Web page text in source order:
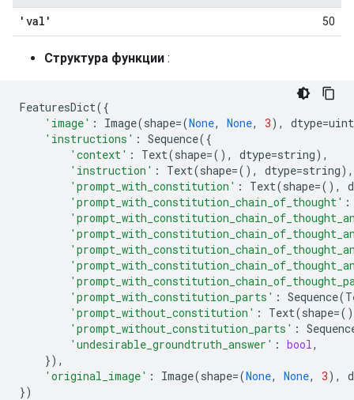
'val' 50
Структура функции :
FeaturesDict({
'image' : Image(shape=(None, None, 3), dtype=
'instructions' : Sequence({
'context' : Text(shape=(), dtype=string),
'instruction' : Text(shape=(), dtype=string),
'prompt_with_constitution' : Text(shape=(),
'prompt_with_constitution_chain_of_thought' :
'prompt_with_constitution_parts' : Sequence(
'prompt_without_constitution' : Text(shape=
'prompt_without_constitution_parts' :
'undesirable_groundtruth_answer' : bool,
}),
'original_image' : Image(shape=(None, None, 3),
})